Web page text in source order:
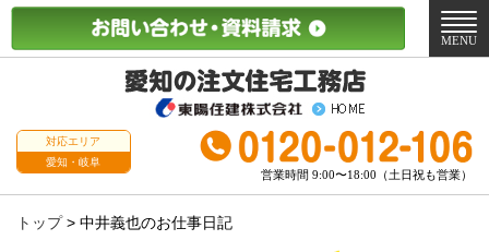
対応エリア
愛知・岐阜
営業時間 9:00〜18:00（土日祝も営業）
メ
ニ
MENU
トップ> 中井義也のお仕事日記